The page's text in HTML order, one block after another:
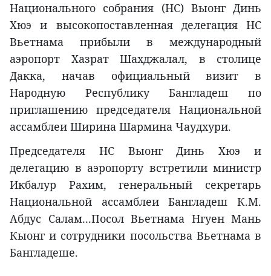
Национального собрания (НС) Выонг Динь
Хюэ и высокопоставленная делегация НС
Вьетнама прибыли в международный
аэропорт Хазрат Шахджалал, в столице
Дакка, начав официальный визит в
Народную Республику Бангладеш по
приглашению председателя Национальной
ассамблеи Ширина Шармина Чаудхури.
Председателя НС Выонг Динь Хюэ и
делегацию в аэропорту встретили министр
Икбалур Рахим, генеральный секретарь
Национальной ассамблеи Бангладеш К.М.
Абдус Салам...Посол Вьетнама Нгуен Мань
Кыонг и сотрудники посольства Вьетнама в
Бангладеше.